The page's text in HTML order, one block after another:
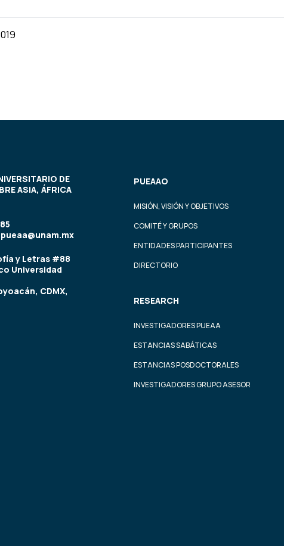
DE
ASIA, ÁFRICA
y Letras #88
Universidad
CDMX,
PUEAAO
MISIÓN, VISIÓN Y OBJETIVOS
COMITÉ Y GRUPOS
ENTIDADES PARTICIPANTES
DIRECTORIO
RESEARCH
INVESTIGADORES PUEAA
ESTANCIAS SABÁTICAS
ESTANCIAS POSDOCTORALES
INVESTIGADORES GRUPO ASESOR